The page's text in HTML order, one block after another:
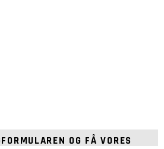
OG FÅ VORES